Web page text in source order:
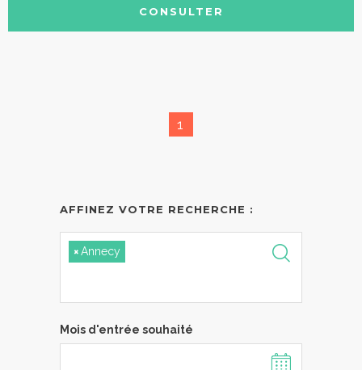
CONSULTER
1
AFFINEZ VOTRE RECHERCHE :
×Annecy
Mois d'entrée souhaité